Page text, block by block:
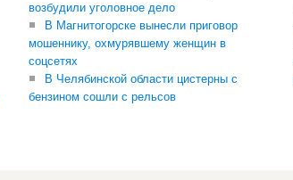
возбудили уголовное дело
В Магнитогорске вынесли приговор
мошеннику, охмурявшему женщин в
соцсетях
В Челябинской области цистерны с
бензином сошли с рельсов